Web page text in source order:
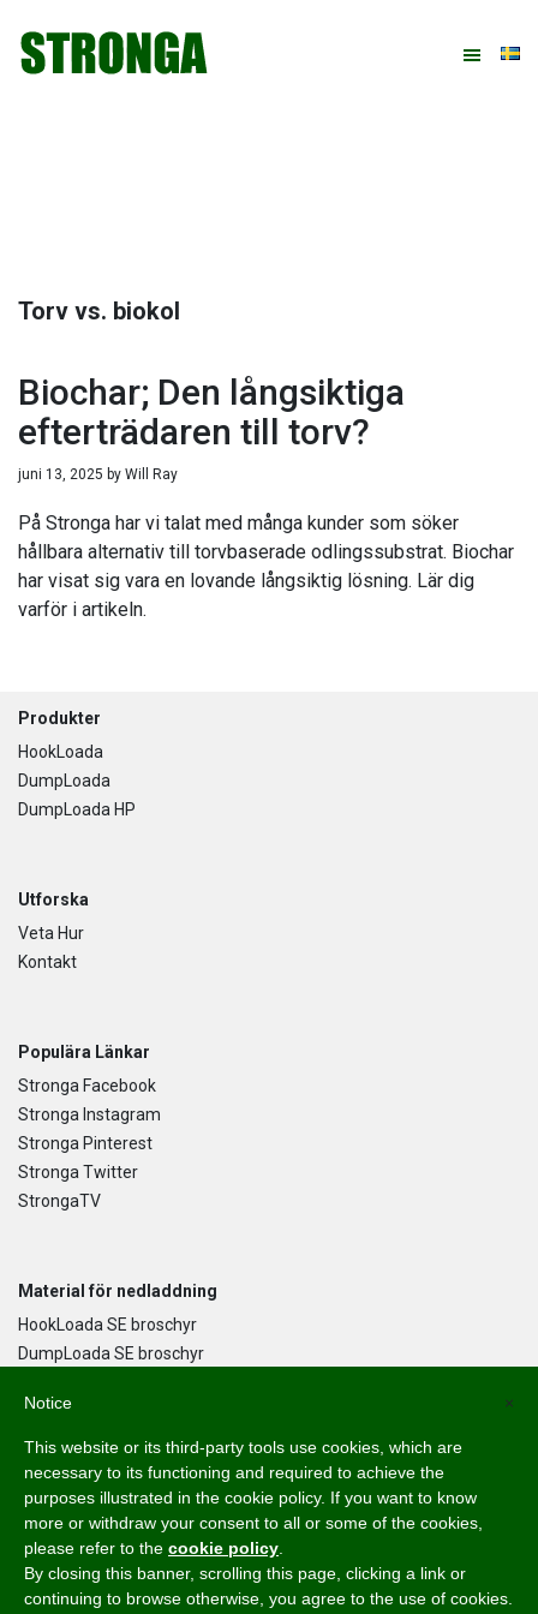
huvudnavigering
huvudinnehåll
det
sidfot
Torv vs. biokol
Biochar; Den långsiktiga
efterträdaren till torv?
juni 13, 2025 by Will Ray
På Stronga har vi talat med många kunder som söker
hållbara alternativ till torvbaserade odlingssubstrat. Biochar
har visat sig vara en lovande långsiktig lösning. Lär dig
varför i artikeln.
Footer
Produkter
HookLoada
DumpLoada
DumpLoada HP
Utforska
Veta Hur
Kontakt
Populära Länkar
Stronga Facebook
Stronga Instagram
Stronga Pinterest
Stronga Twitter
StrongaTV
Material för nedladdning
HookLoada SE broschyr
DumpLoada SE broschyr
Språk
English
Svenska
Dansk
Norsk Bokmål
×
Notice
This website or its third-party tools use cookies, which are
necessary to its functioning and required to achieve the
purposes illustrated in the cookie policy. If you want to know
more or withdraw your consent to all or some of the cookies,
please refer to the cookie policy
By closing this banner, scrolling this page, clicking a link or
continuing to browse otherwise, you agree to the use of cookies.